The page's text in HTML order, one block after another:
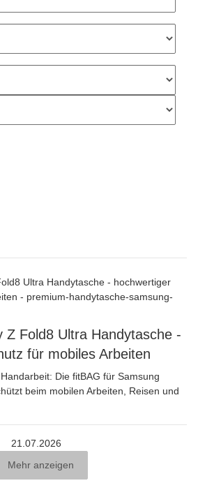
Z Fold8 Ultra Handytasche -
für mobiles Arbeiten
Die fitBAG für Samsung
beim mobilen Arbeiten, Reisen und
21.07.2026
Mehr anzeigen